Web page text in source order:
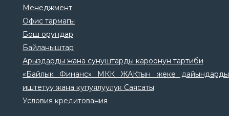
Менеджмент
Офис тармагы
Бош орундар
Байланыштар
Арыздарды жана сунуштарды кароонун тартиби
«Байлык Финанс» МКК ЖАКтын жеке дайындарды
иштетүү жана купуялуулук Саясаты
Условия кредитования